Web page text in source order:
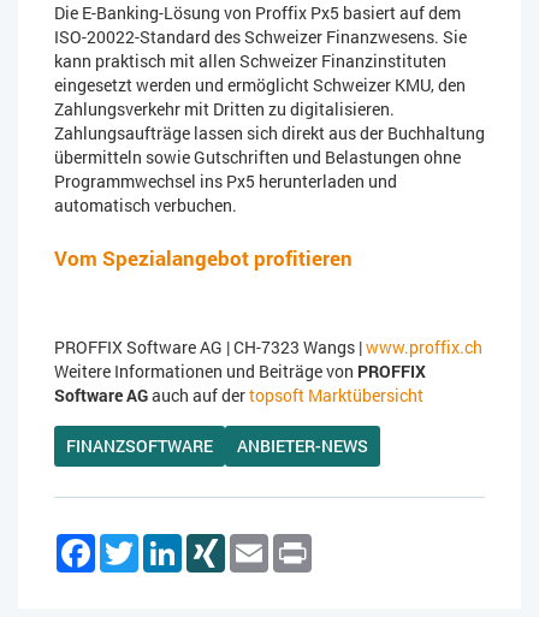
Die E-Banking-Lösung von Proffix Px5 basiert auf dem
ISO-20022-Standard des Schweizer Finanzwesens. Sie
kann praktisch mit allen Schweizer Finanzinstituten
eingesetzt werden und ermöglicht Schweizer KMU, den
Zahlungsverkehr mit Dritten zu digitalisieren.
Zahlungsaufträge lassen sich direkt aus der Buchhaltung
übermitteln sowie Gutschriften und Belastungen ohne
Programmwechsel ins Px5 herunterladen und
automatisch verbuchen.
Vom Spezialangebot profitieren
PROFFIX Software AG | CH-7323 Wangs |www.proffix.ch
Weitere Informationen und Beiträge von PROFFIX
Software AGauch auf dertopsoft Marktübersicht
FINANZSOFTWARE ANBIETER-NEWS
Facebook
TwitterLinkedInXING Email